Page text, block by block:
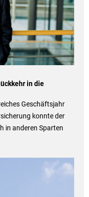
in die
Geschäftsjahr
konnte der
in anderen Sparten